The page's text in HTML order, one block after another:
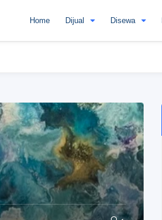
Home Dijual Disewa